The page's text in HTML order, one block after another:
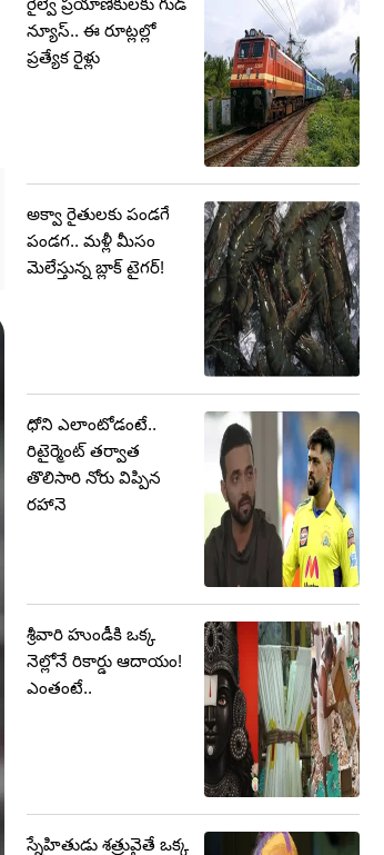
రైల్వే ప్రయాణికులకు గుడ్
న్యూస్.. ఈ రూట్లల్లో
ప్రత్యేక రైళ్లు
అక్వా రైతులకు పండగే
పండగ.. మళ్లీ మీసం
మెలేస్తున్న బ్లాక్ టైగర్!
ధోని ఎలాంటోడంటే..
రిటైర్మెంట్ తర్వాత
తొలిసారి నోరు విప్పిన
రహానె
శ్రీవారి హుండీకి ఒక్క
నెల్లోనే రికార్డు ఆదాయం!
ఎంతంటే..
స్నేహితుడు శత్రువైతే ఒక్క